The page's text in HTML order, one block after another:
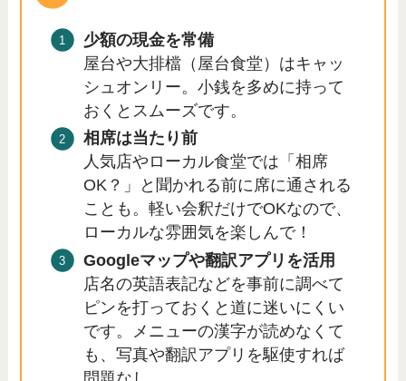
少額の現金を常備
屋台や大排檔（屋台食堂）はキャッ
シュオンリー。小銭を多めに持って
おくとスムーズです。
相席は当たり前
人気店やローカル食堂では「相席
OK？」と聞かれる前に席に通される
ことも。軽い会釈だけでOKなので、
ローカルな雰囲気を楽しんで！
Googleマップや翻訳アプリを活用
店名の英語表記などを事前に調べて
ピンを打っておくと道に迷いにくい
です。メニューの漢字が読めなくて
も、写真や翻訳アプリを駆使すれば